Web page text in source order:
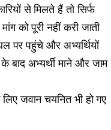
से मिलते हैं तो सिर्फ
को पूरी नहीं करी जाती
पर पहुंचे और अभ्यर्थियों
बाद अभ्यर्थी माने और जाम
जवान चयनित भी हो गए